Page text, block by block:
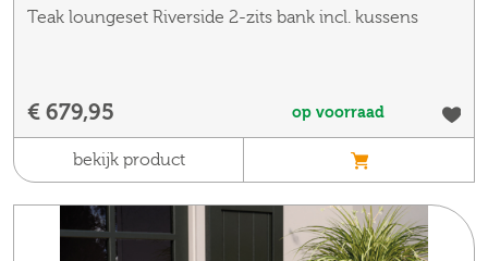
Teak loungeset Riverside 2-zits bank incl. kussens
€ 679,95 op voorraad
bekijk product